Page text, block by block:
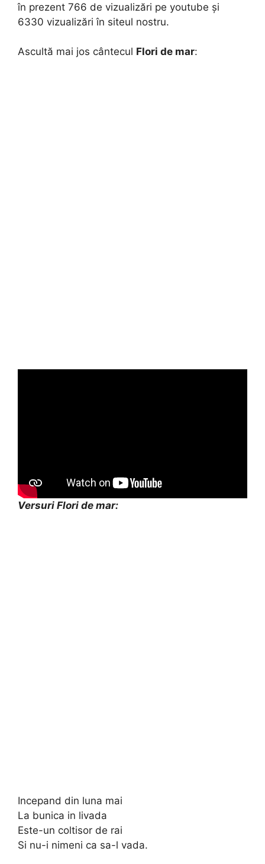
în prezent 766 de vizualizări pe youtube și
6330 vizualizări în siteul nostru.
Ascultă mai jos cântecul Flori de mar:
Versuri Flori de mar:
Incepand din luna mai
La bunica in livada
Este-un coltisor de rai
Si nu-i nimeni ca sa-l vada.